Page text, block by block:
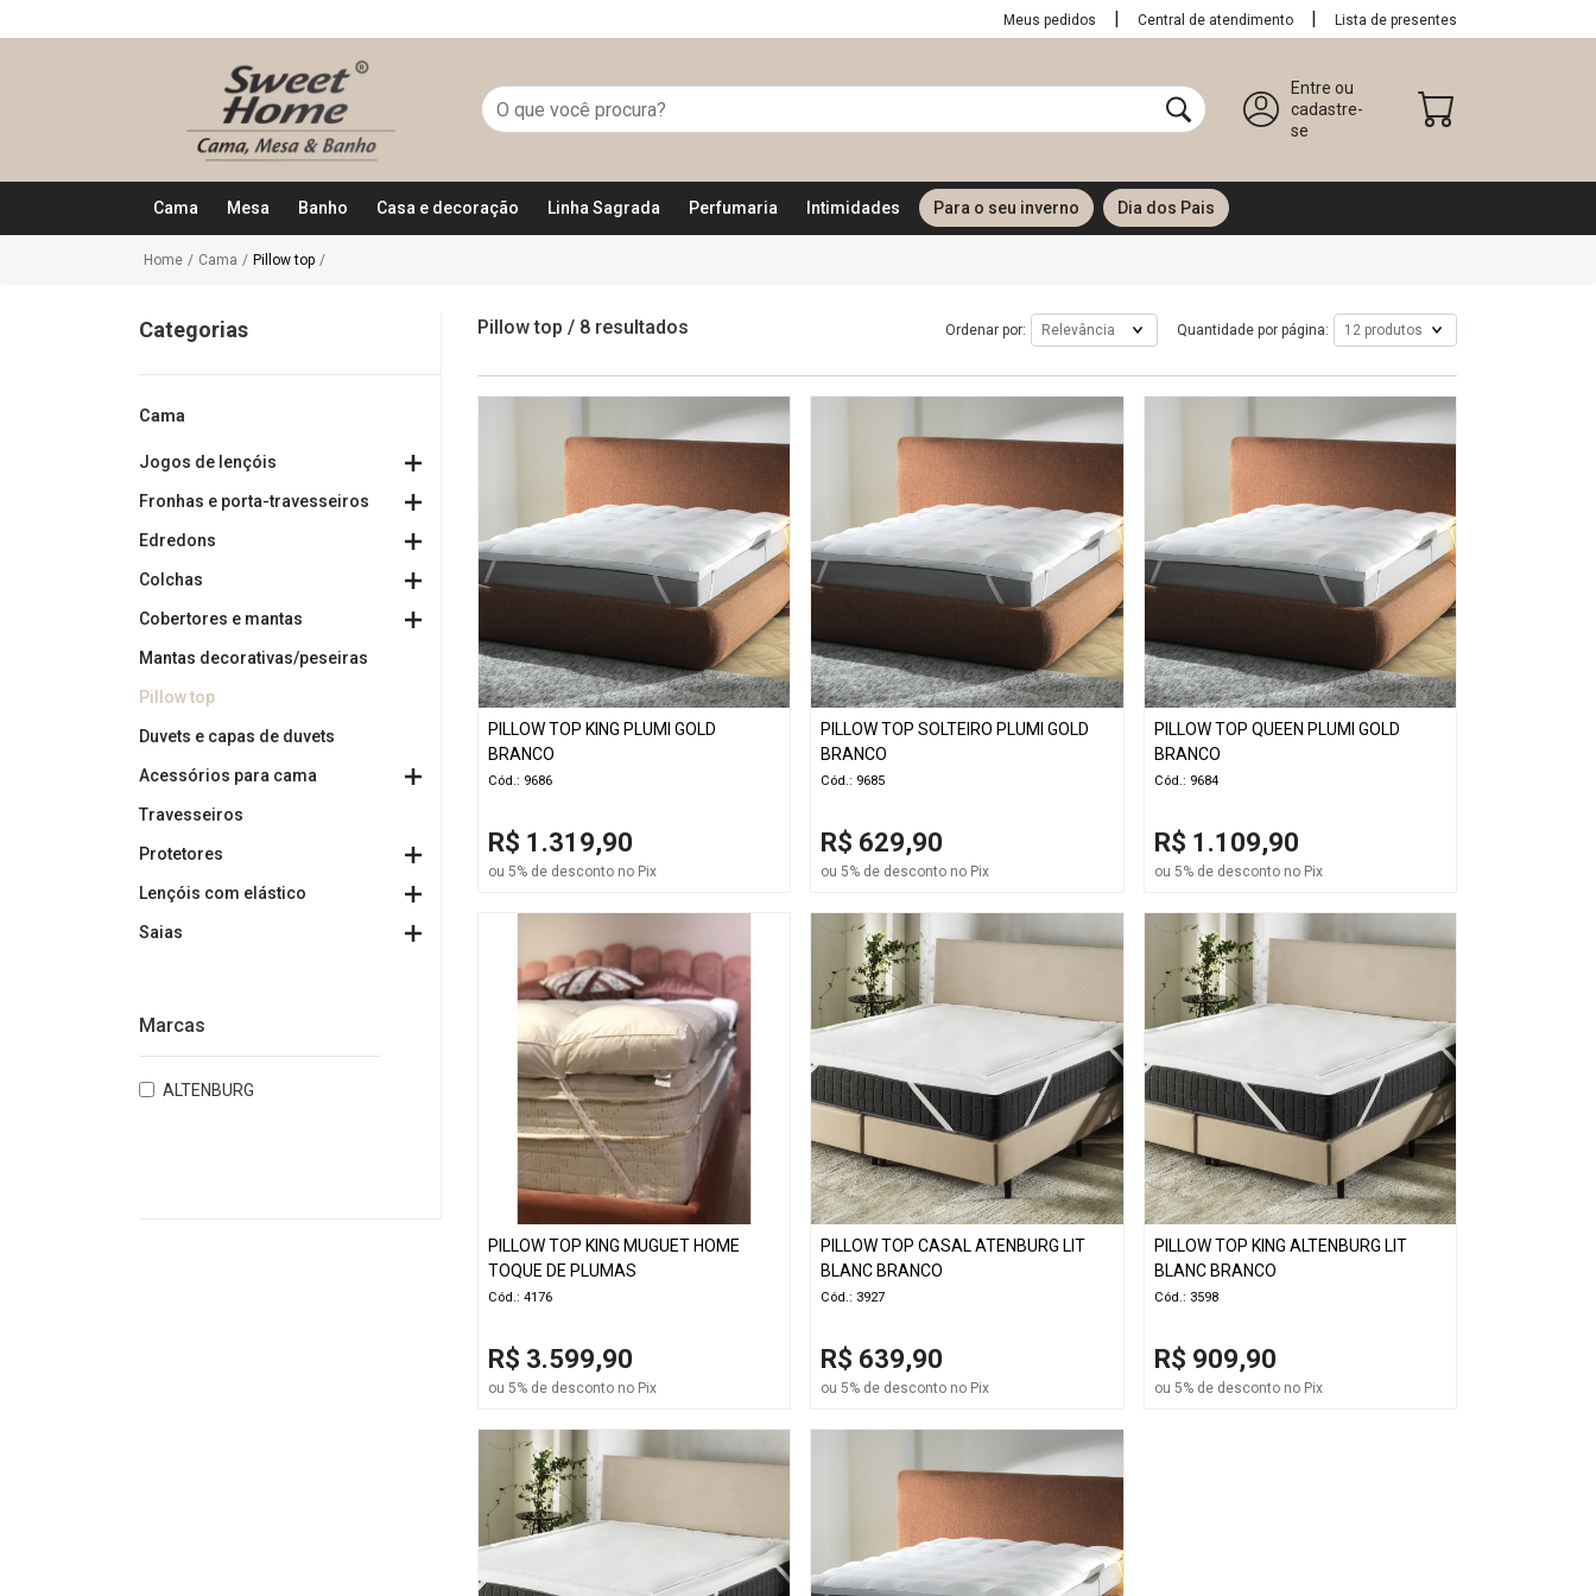
Meus pedidos Central de atendimento Lista de presentes
Entre ou
cadastre-
se
Cama Mesa Banho Casa e decoração Linha Sagrada Perfumaria Intimidades Para o seu inverno Dia dos Pais
Home / Cama / Pillow top /
Categorias
Cama
Jogos de lençóis
Fronhas e porta-travesseiros
Edredons
Colchas
Cobertores e mantas
Mantas decorativas/peseiras
Pillow top
Duvets e capas de duvets
Acessórios para cama
Travesseiros
Protetores
Lençóis com elástico
Saias
Marcas
ALTENBURG
Pillow top / 8 resultados Ordenar por: Quantidade por página:
PILLOW TOP KING PLUMI GOLD
BRANCO
Cód.: 9686
R$ 1.319,90
ou 5% de desconto no Pix
PILLOW TOP SOLTEIRO PLUMI GOLD
BRANCO
Cód.: 9685
R$ 629,90
ou 5% de desconto no Pix
PILLOW TOP QUEEN PLUMI GOLD
BRANCO
Cód.: 9684
R$ 1.109,90
ou 5% de desconto no Pix
PILLOW TOP KING MUGUET HOME
TOQUE DE PLUMAS
Cód.: 4176
R$ 3.599,90
ou 5% de desconto no Pix
PILLOW TOP CASAL ATENBURG LIT
BLANC BRANCO
Cód.: 3927
R$ 639,90
ou 5% de desconto no Pix
PILLOW TOP KING ALTENBURG LIT
BLANC BRANCO
Cód.: 3598
R$ 909,90
ou 5% de desconto no Pix